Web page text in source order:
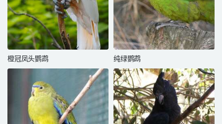
橙冠凤头鹦鹉 纯绿鹦鹉